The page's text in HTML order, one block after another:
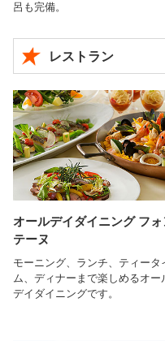
呂も完備。
レストラン
オールデイダイニング フォ
テーヌ
モーニング、ランチ、ティータ
ム、ディナーまで楽しめるオー
デイダイニングです。